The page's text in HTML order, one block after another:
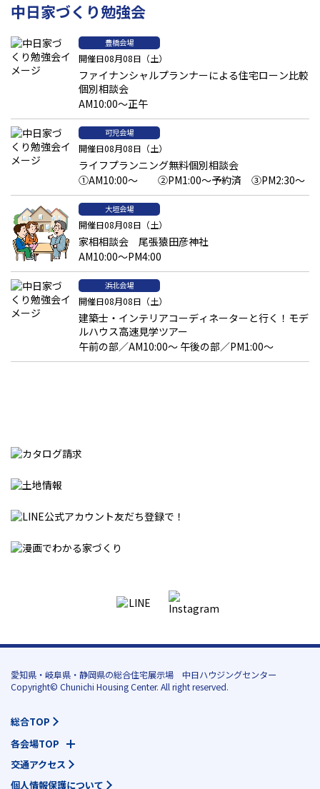
中日家づくり勉強会
豊橋会場
開催日08月08日（土）
ファイナンシャルプランナーによる住宅ローン比較
個別相談会
AM10:00～正午
可児会場
開催日08月08日（土）
ライフプランニング無料個別相談会
①AM10:00～ ②PM1:00～予約済 ③PM2:30～
大垣会場
開催日08月08日（土）
家相相談会 尾張猿田彦神社
AM10:00～PM4:00
浜北会場
開催日08月08日（土）
建築士・インテリアコーディネーターと行く！モデ
ルハウス高速見学ツアー
午前の部／AM10:00～ 午後の部／PM1:00～
愛知県・岐阜県・静岡県の総合住宅展示場 中日ハウジングセンター
Copyright© Chunichi Housing Center. All right reserved.
総合TOP
各会場TOP
交通アクセス
個人情報保護について